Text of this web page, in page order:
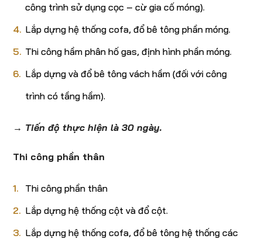
công trình sử dụng cọc – cừ gia cố móng).
Lắp dựng hệ thống cofa, đổ bê tông phần móng.
Thi công hầm phân hố gas, định hình phần móng.
Lắp dựng và đổ bê tông vách hầm (đối với công
trình có tầng hầm).
→ Tiến độ thực hiện là 30 ngày.
Thi công phần thân
Thi công phần thân
Lắp dựng hệ thống cột và đổ cột.
Lắp dựng hệ thống cofa, đổ bê tông hệ thống các